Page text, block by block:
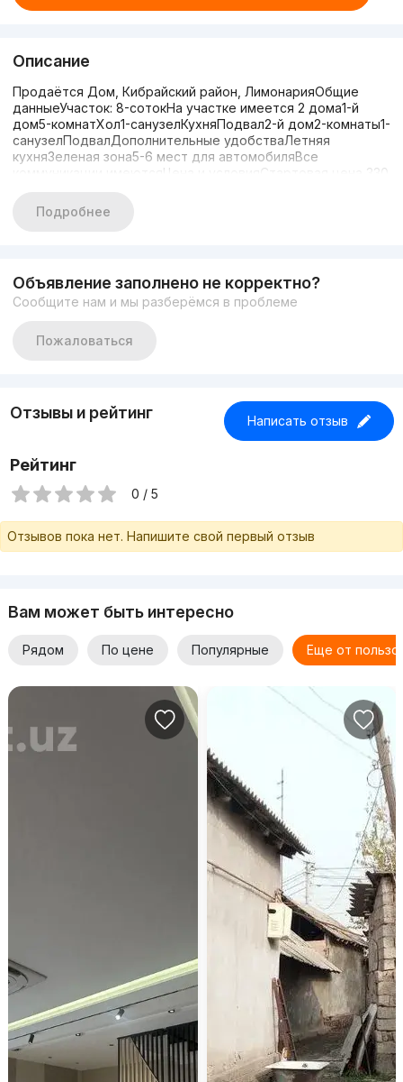
Описание
Продаётся Дом, Кибрайский район, ЛимонарияОбщие
данныеУчасток: 8-сотокНа участке имеется 2 дома1-й
дом5-комнатХол1-санузелКухняПодвал2-й дом2-комнаты1-
санузелПодвалДополнительные удобстваЛетняя
кухняЗеленая зона5-6 мест для автомобиляВсе
коммуникации имеютсяЦена и условияСтартовая цена 330
+998998330039 или +998977783938
Подробнее
Объявление заполнено не корректно?
Сообщите нам и мы разберёмся в проблеме
Пожаловаться
Отзывы и рейтинг Написать отзыв
Рейтинг
0 / 5
Отзывов пока нет. Напишите свой первый отзыв
Вам может быть интересно
Рядом По цене Популярные Еще от